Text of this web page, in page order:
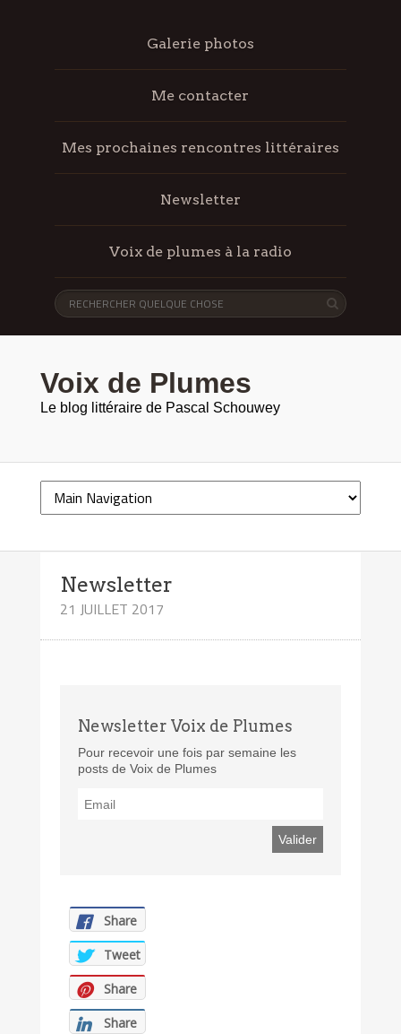
Galerie photos
Me contacter
Mes prochaines rencontres littéraires
Newsletter
Voix de plumes à la radio
Voix de Plumes
Le blog littéraire de Pascal Schouwey
Newsletter
21 JUILLET 2017
Newsletter Voix de Plumes
Pour recevoir une fois par semaine les
posts de Voix de Plumes
Share
Tweet
Share
Share